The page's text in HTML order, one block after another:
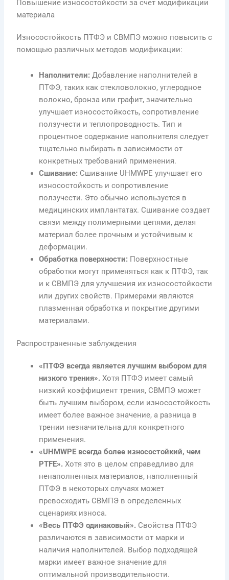
Повышение износостойкости за счет модификации
материала
Износостойкость ПТФЭ и СВМПЭ можно повысить с
помощью различных методов модификации:
Наполнители: Добавление наполнителей в
ПТФЭ, таких как стекловолокно, углеродное
волокно, бронза или графит, значительно
улучшает износостойкость, сопротивление
ползучести и теплопроводность. Тип и
процентное содержание наполнителя следует
тщательно выбирать в зависимости от
конкретных требований применения.
Сшивание: Сшивание UHMWPE улучшает его
износостойкость и сопротивление
ползучести. Это обычно используется в
медицинских имплантатах. Сшивание создает
связи между полимерными цепями, делая
материал более прочным и устойчивым к
деформации.
Обработка поверхности: Поверхностные
обработки могут применяться как к ПТФЭ, так
и к СВМПЭ для улучшения их износостойкости
или других свойств. Примерами являются
плазменная обработка и покрытие другими
материалами.
Распространенные заблуждения
«ПТФЭ всегда является лучшим выбором для
низкого трения». Хотя ПТФЭ имеет самый
низкий коэффициент трения, СВМПЭ может
быть лучшим выбором, если износостойкость
имеет более важное значение, а разница в
трении незначительна для конкретного
применения.
«UHMWPE всегда более износостойкий, чем
PTFE». Хотя это в целом справедливо для
ненаполненных материалов, наполненный
ПТФЭ в некоторых случаях может
превосходить СВМПЭ в определенных
сценариях износа.
«Весь ПТФЭ одинаковый». Свойства ПТФЭ
различаются в зависимости от марки и
наличия наполнителей. Выбор подходящей
марки имеет важное значение для
оптимальной производительности.